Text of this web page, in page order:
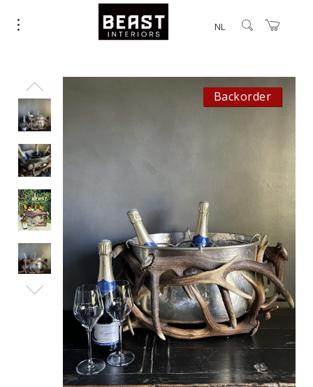
NL
Backorder